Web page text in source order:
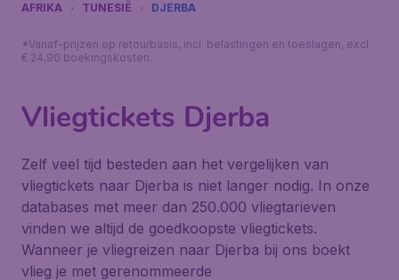
AFRIKA TUNESIË DJERBA
*Vanaf-prijzen op retourbasis, incl. belastingen en toeslagen, excl.
€ 24,90 boekingskosten.
Vliegtickets Djerba
Zelf veel tijd besteden aan het vergelijken van
vliegtickets naar Djerba is niet langer nodig. In onze
databases met meer dan 250.000 vliegtarieven
vinden we altijd de goedkoopste vliegtickets.
Wanneer je vliegreizen naar Djerba bij ons boekt
vlieg je met gerenommeerde